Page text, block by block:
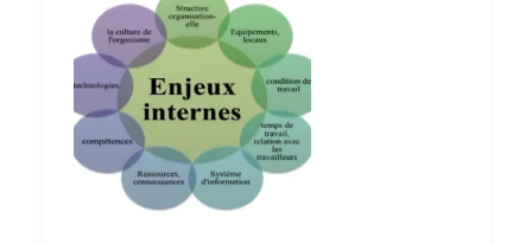
d’analyse
du
contexte
–
Modèle